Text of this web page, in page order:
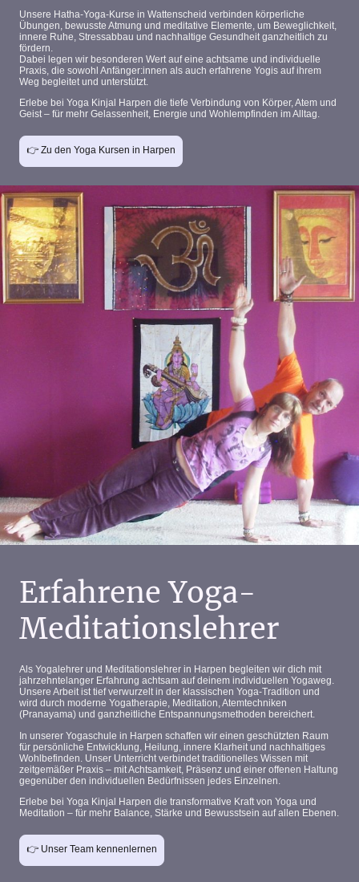
Unsere Hatha‑Yoga‑Kurse in Wattenscheid verbinden körperliche
Übungen, bewusste Atmung und meditative Elemente, um Beweglichkeit,
innere Ruhe, Stressabbau und nachhaltige Gesundheitganzheitlich zu
fördern.
Dabei legen wir besonderen Wert auf eine achtsame und individuelle
Praxis, die sowohl Anfänger:innen als auch erfahrene Yogis auf ihrem
Weg begleitet und unterstützt.
Erlebe bei Yoga Kinjal Harpen die tiefe Verbindung von Körper, Atem und
Geist– für mehr Gelassenheit, Energie und Wohlempfinden im Alltag.
👉 Zu den Yoga Kursen in Harpen
Erfahrene Yoga-
Meditationslehrer
Als Yogalehrer und Meditationslehrer in Harpen begleiten wir dich mit
jahrzehntelanger Erfahrung achtsam auf deinem individuellen Yogaweg.
Unsere Arbeit ist tiefverwurzelt in der klassischen Yoga‑Tradition und
wird durch moderne Yogatherapie, Meditation,Atemtechniken
(Pranayama) und ganzheitliche Entspannungsmethoden bereichert.
In unserer Yogaschule in Harpen schaffen wir einen geschützten Raum
für persönliche Entwicklung, Heilung, innere Klarheit und nachhaltiges
Wohlbefinden . Unser Unterricht verbindet traditionelles Wissen mit
zeitgemäßer Praxis – mit Achtsamkeit, Präsenz und einer offenen Haltung
gegenüber den individuellen Bedürfnissen jedes Einzelnen.
Erlebe bei Yoga Kinjal Harpen die transformative Kraft von Yoga und
Meditation – für mehr Balance, Stärke und Bewusstsein auf allen Ebenen.
👉 Unser Team kennenlernen